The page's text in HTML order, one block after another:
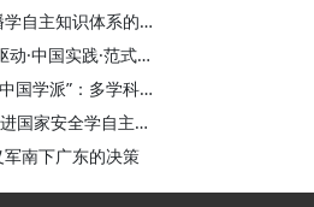
赵春华：中国时尚传播学自主知识体系的内在逻辑与实践路径
涂凌波 张译匀：智能驱动·中国实践·范式创新：“构建中国新闻传播学自主知识体系”专题研讨会综述
田香凝 丁靓琦：何以“中国学派”：多学科视野下中国特色新闻传播学建设的研究
刘凯：以“四个统一”推进国家安全学自主知识体系构建
南下广东的决策